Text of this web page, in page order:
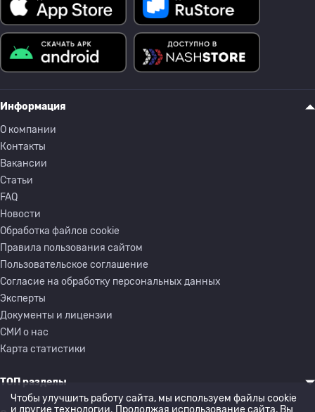
Информация
О компании
Контакты
Вакансии
Статьи
FAQ
Новости
Обработка файлов cookie
Правила пользования сайтом
Пользовательское соглашение
Согласие на обработку персональных данных
Эксперты
Документы и лицензии
СМИ о нас
Карта статистики
ТОП разделы
Чтобы улучшить работу сайта, мы используем файлы cookie
и другие технологии. Продолжая использование сайта, Вы